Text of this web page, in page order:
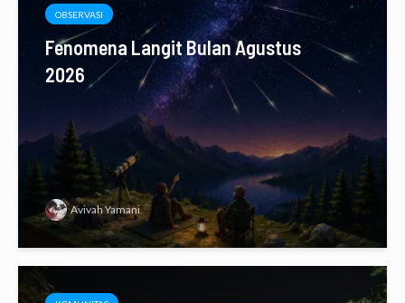
OBSERVASI
Fenomena Langit Bulan Agustus
2026
Avivah Yamani